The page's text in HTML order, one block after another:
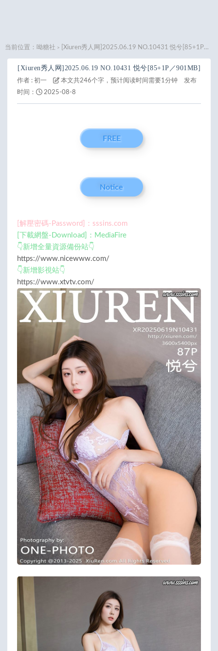
当前位置： 呦糖社 > [Xiuren秀人网]2025.06.19 NO.10431 悦兮[85+1P／901MB]
[Xiuren秀人网]2025.06.19 NO.10431 悦兮[85+1P／901MB]
作者 : 初一 本文共246个字，预计阅读时间需要1分钟
发布
时间：
2025-08-8
FREE
Notice
[解壓密碼-Password]：sssins.com
[下載網盤-Download]：MediaFire
👇新增全量資源備份站👇
https://www.nicewww.com/
👇新增影視站👇
https://www.xtvtv.com/